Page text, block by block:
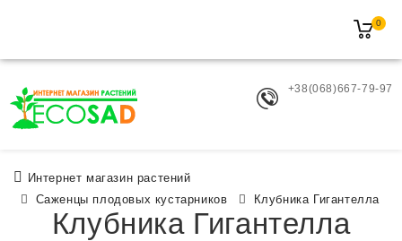
0
+38(068)667-79-97
Интернет магазин растений
Саженцы плодовых кустарников
Клубника Гигантелла
Клубника Гигантелла